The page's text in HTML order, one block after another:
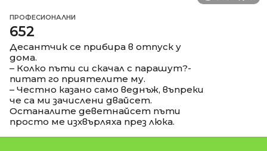
ПРОФЕСИОНАЛНИ
652
Десантчик се прибира в отпуск у
дома.
– Колко пъти си скачал с парашут?-
питат го приятелите му.
– Честно казано само веднъж, въпреки
че са ми зачислени двайсет.
Останалите деветнайсет пъти
просто ме изхвърляха през люка.